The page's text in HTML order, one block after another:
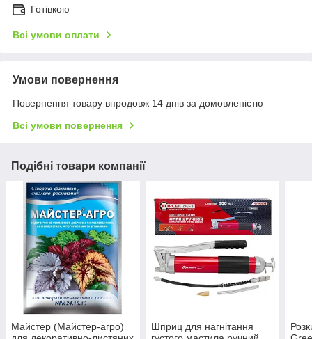
Готівкою
Всі умови оплати
Умови повернення
Повернення товару впродовж 14 днів за домовленістю
Всі умови повернення
Подібні товари компанії
Майстер (Майстер-агро)
Шприц для нагнітання